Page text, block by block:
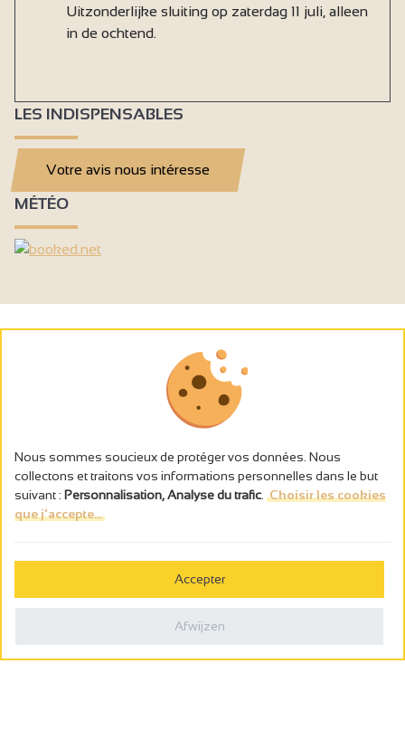
Uitzonderlijke sluiting op zaterdag 11 juli, alleen
in de ochtend.
LES INDISPENSABLES
Votre avis nous intéresse
MÉTÉO
L’abus d’alcool est dangereux pour la santé, à consommer avec
Politique de confidentialité
Nous sommes soucieux de protéger vos données. Nous
collectons et traitons vos informations personnelles dans le but
suivant : Personnalisation, Analyse du trafic Choisir les cookies
que j'accepte...
Accepter
Afwijzen